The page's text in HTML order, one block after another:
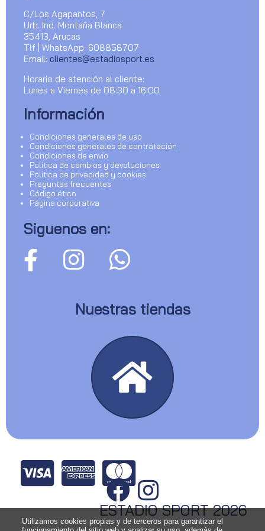
C/Los Agapantos, 7
Urb. Ind. Montaña Blanca
35413, Arucas
Tlf | WhatsApp: 608858707
Email: clientes@estadiosport.es
Horario de atención al cliente:
Lunes a Viernes de 08:30 a 16:00
Información
Condiciones generales de uso
Condiciones generales de contratación
Condiciones de envío
Política de cambios y devoluciones
Política de privacidad y cookies
Preguntas frecuentes
Código ético
Página corporativa
Siguenos en:
Nuestras tiendas
ESTADIO SPORT 2026
Utilizamos cookies propias y de terceros para garantizar el